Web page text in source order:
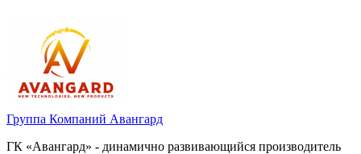
Группа Компаний Авангард
ГК «Авангард» - динамично развивающийся производитель